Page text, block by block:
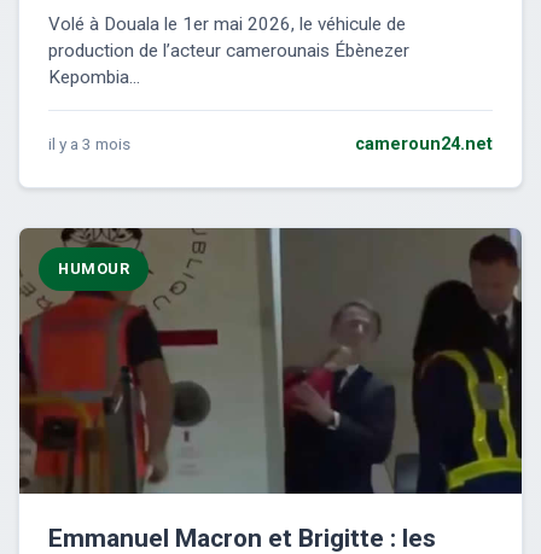
Volé à Douala le 1er mai 2026, le véhicule de
production de l’acteur camerounais Ébènezer
Kepombia...
il y a 3 mois cameroun24.net
HUMOUR
Emmanuel Macron et Brigitte : les